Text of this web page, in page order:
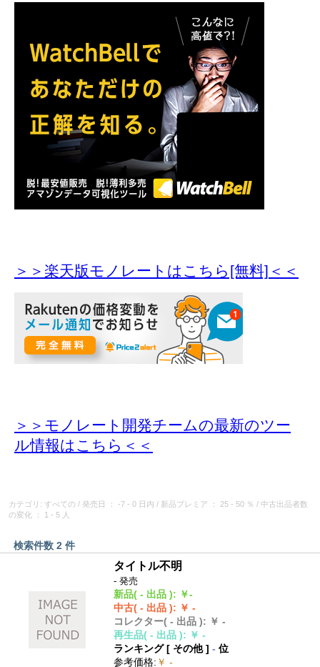
＞＞楽天版モノレートはこちら[無料]＜＜
＞＞モノレート開発チームの最新のツー
ル情報はこちら＜＜
カテゴリ: すべての / 発売日 ： -7 - 0 日内 / 新品プレミア ： 25 - 50 ％ / 中古出品者数
の変化
： 1 - 5 人
検索件数 2 件
タイトル不明
- 発売
新品( - 出品 ): ￥-
中古( - 出品 ): ￥ -
コレクター( - 出品 ): ￥ -
再生品( - 出品 ): ￥ -
ランキング [ その他]- 位
参考価格: ￥ -